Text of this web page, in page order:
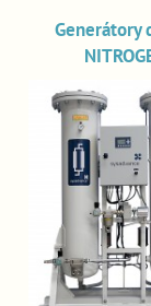
Generátory